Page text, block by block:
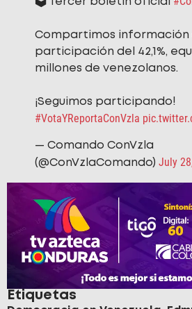
Compartimos información
participación del 42,1%,
millones de venezolanos.
¡Seguimos participando!
#VotaYReportaConVzla
— Comando ConVzla
(@ConVzlaComando) July
Etiquetas